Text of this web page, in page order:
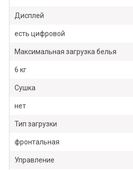
Дисплей
есть цифровой
Максимальная загрузка белья
6 кг
Сушка
нет
Тип загрузки
фронтальная
Управление